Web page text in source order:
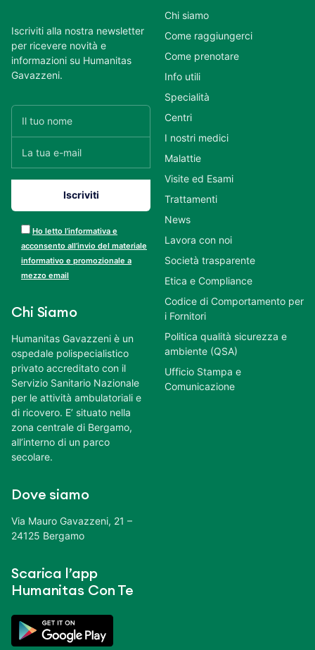
Iscriviti alla nostra newsletter
per ricevere novità e
informazioni su Humanitas
Gavazzeni.
Ho letto l’informativa e
acconsento all’invio del materiale
informativo e promozionale a
mezzo email
Chi Siamo
Humanitas Gavazzeni è un
ospedale polispecialistico
privato accreditato con il
Servizio Sanitario Nazionale
per le attività ambulatoriali e
di ricovero. E’ situato nella
zona centrale di Bergamo,
all’interno di un parco
secolare.
Dove siamo
Via Mauro Gavazzeni, 21 –
24125 Bergamo
Scarica l’app
Humanitas Con Te
Chi siamo
Come raggiungerci
Come prenotare
Info utili
Specialità
Centri
I nostri medici
Malattie
Visite ed Esami
Trattamenti
News
Lavora con noi
Società trasparente
Etica e Compliance
Codice di Comportamento per
i Fornitori
Politica qualità sicurezza e
ambiente (QSA)
Ufficio Stampa e
Comunicazione